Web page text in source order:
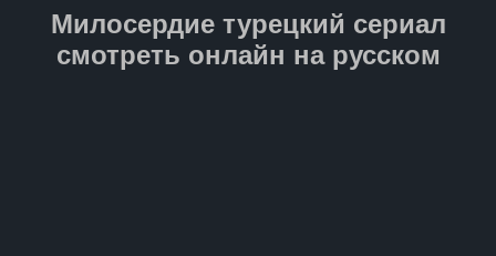
начинает предпринимать шаги, чтобы разрушить её жизнь. Так
что же ждёт Нарин и её подругу? Смогут ли они сохранить свою
дружбу и противостоять разрушающим силам или их мечты
о счастливой жизни окажутся под угрозой? Сериал предлагает
Милосердие турецкий сериал
смотреть онлайн на русском